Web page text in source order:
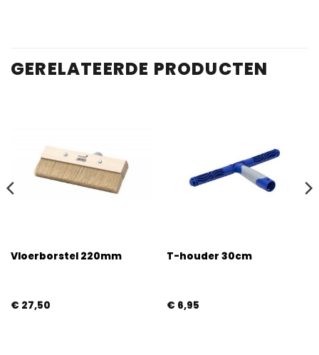
GERELATEERDE PRODUCTEN
Vloerborstel 220mm
€ 27,50
T-houder 30cm
€ 6,95